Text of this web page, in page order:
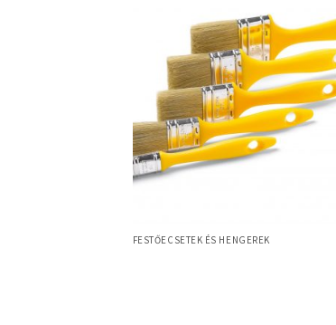
FESTŐECSETEK ÉS HENGEREK